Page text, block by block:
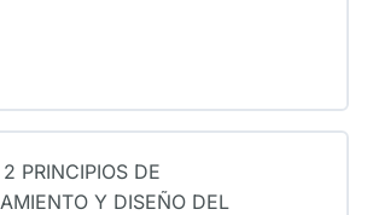
PRINCIPIOS DE
Y DISEÑO DEL